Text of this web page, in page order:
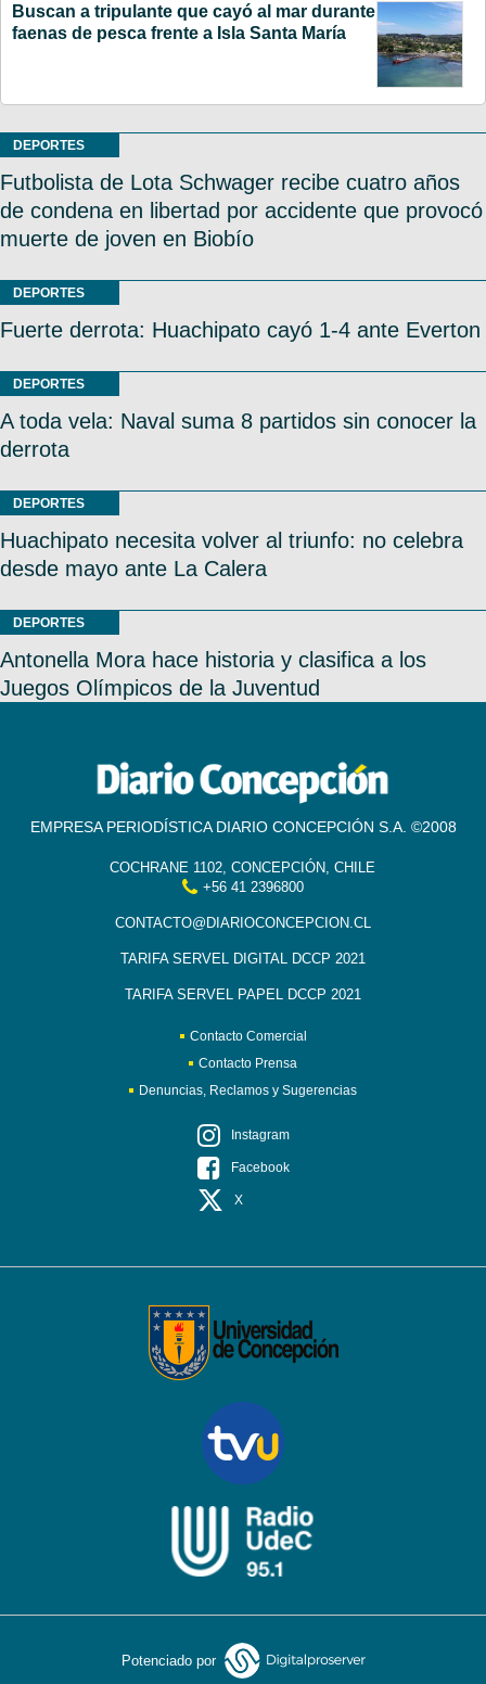
Buscan a tripulante que cayó al mar durante
faenas de pesca frente a Isla Santa María
DEPORTES
Futbolista de Lota Schwager recibe cuatro años
de condena en libertad por accidente que provocó
muerte de joven en Biobío
DEPORTES
Fuerte derrota: Huachipato cayó 1-4 ante Everton
DEPORTES
A toda vela: Naval suma 8 partidos sin conocer la
derrota
DEPORTES
Huachipato necesita volver al triunfo: no celebra
desde mayo ante La Calera
DEPORTES
Antonella Mora hace historia y clasifica a los
Juegos Olímpicos de la Juventud
EMPRESA PERIODÍSTICA DIARIO CONCEPCIÓN S.A. ©2008
COCHRANE 1102, CONCEPCIÓN, CHILE
+56 41 2396800
CONTACTO@DIARIOCONCEPCION.CL
TARIFA SERVEL DIGITAL DCCP 2021
TARIFA SERVEL PAPEL DCCP 2021
Contacto Comercial
Contacto Prensa
Denuncias, Reclamos y Sugerencias
Instagram
Facebook
X
Potenciado por